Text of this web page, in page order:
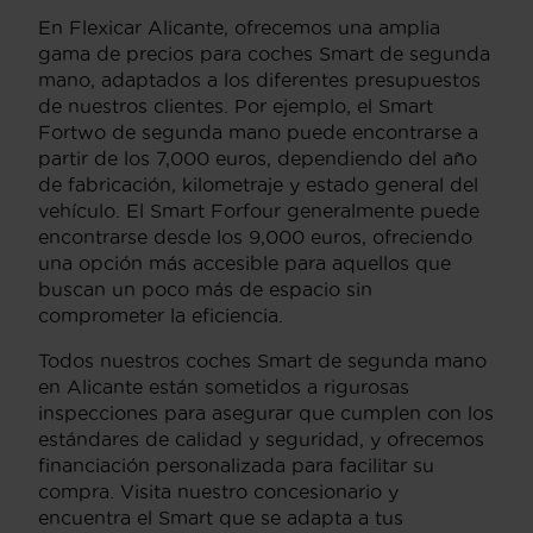
En Flexicar Alicante, ofrecemos una amplia
gama de precios para coches Smart de segunda
mano, adaptados a los diferentes presupuestos
de nuestros clientes. Por ejemplo, el Smart
Fortwo de segunda mano puede encontrarse a
partir de los 7,000 euros, dependiendo del año
de fabricación, kilometraje y estado general del
vehículo. El Smart Forfour generalmente puede
encontrarse desde los 9,000 euros, ofreciendo
una opción más accesible para aquellos que
buscan un poco más de espacio sin
comprometer la eficiencia.
Todos nuestros coches Smart de segunda mano
en Alicante están sometidos a rigurosas
inspecciones para asegurar que cumplen con los
estándares de calidad y seguridad, y ofrecemos
financiación personalizada para facilitar su
compra. Visita nuestro concesionario y
encuentra el Smart que se adapta a tus